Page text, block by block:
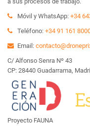
Móvil y WhatsApp: +34
Teléfono: +34 91 161
Email:
C/ Alfonso Senra Nº 43
CP: 28440 Guadarrama,
Proyecto FAUNA